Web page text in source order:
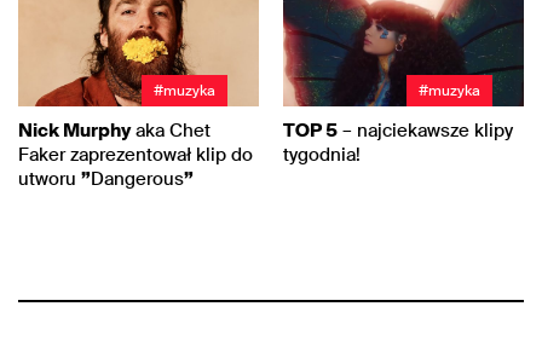
#muzyka
Nick Murphyaka Chet
Faker zaprezentował klip do
utworu ”Dangerous”
#muzyka
TOP 5 – najciekawsze klipy
tygodnia!